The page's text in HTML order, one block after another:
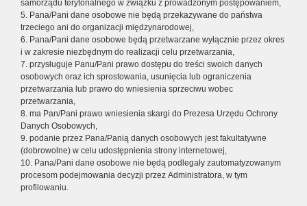
samorządu terytorialnego w związku z prowadzonym postępowaniem,
5. Pana/Pani dane osobowe nie będą przekazywane do państwa
trzeciego ani do organizacji międzynarodowej,
6. Pana/Pani dane osobowe będą przetwarzane wyłącznie przez okres
i w zakresie niezbędnym do realizacji celu przetwarzania,
7. przysługuje Panu/Pani prawo dostępu do treści swoich danych
osobowych oraz ich sprostowania, usunięcia lub ograniczenia
przetwarzania lub prawo do wniesienia sprzeciwu wobec
przetwarzania,
8. ma Pan/Pani prawo wniesienia skargi do Prezesa Urzędu Ochrony
Danych Osobowych,
9. podanie przez Pana/Panią danych osobowych jest fakultatywne
(dobrowolne) w celu udostępnienia strony internetowej,
10. Pana/Pani dane osobowe nie będą podlegały zautomatyzowanym
procesom podejmowania decyzji przez Administratora, w tym
profilowaniu.